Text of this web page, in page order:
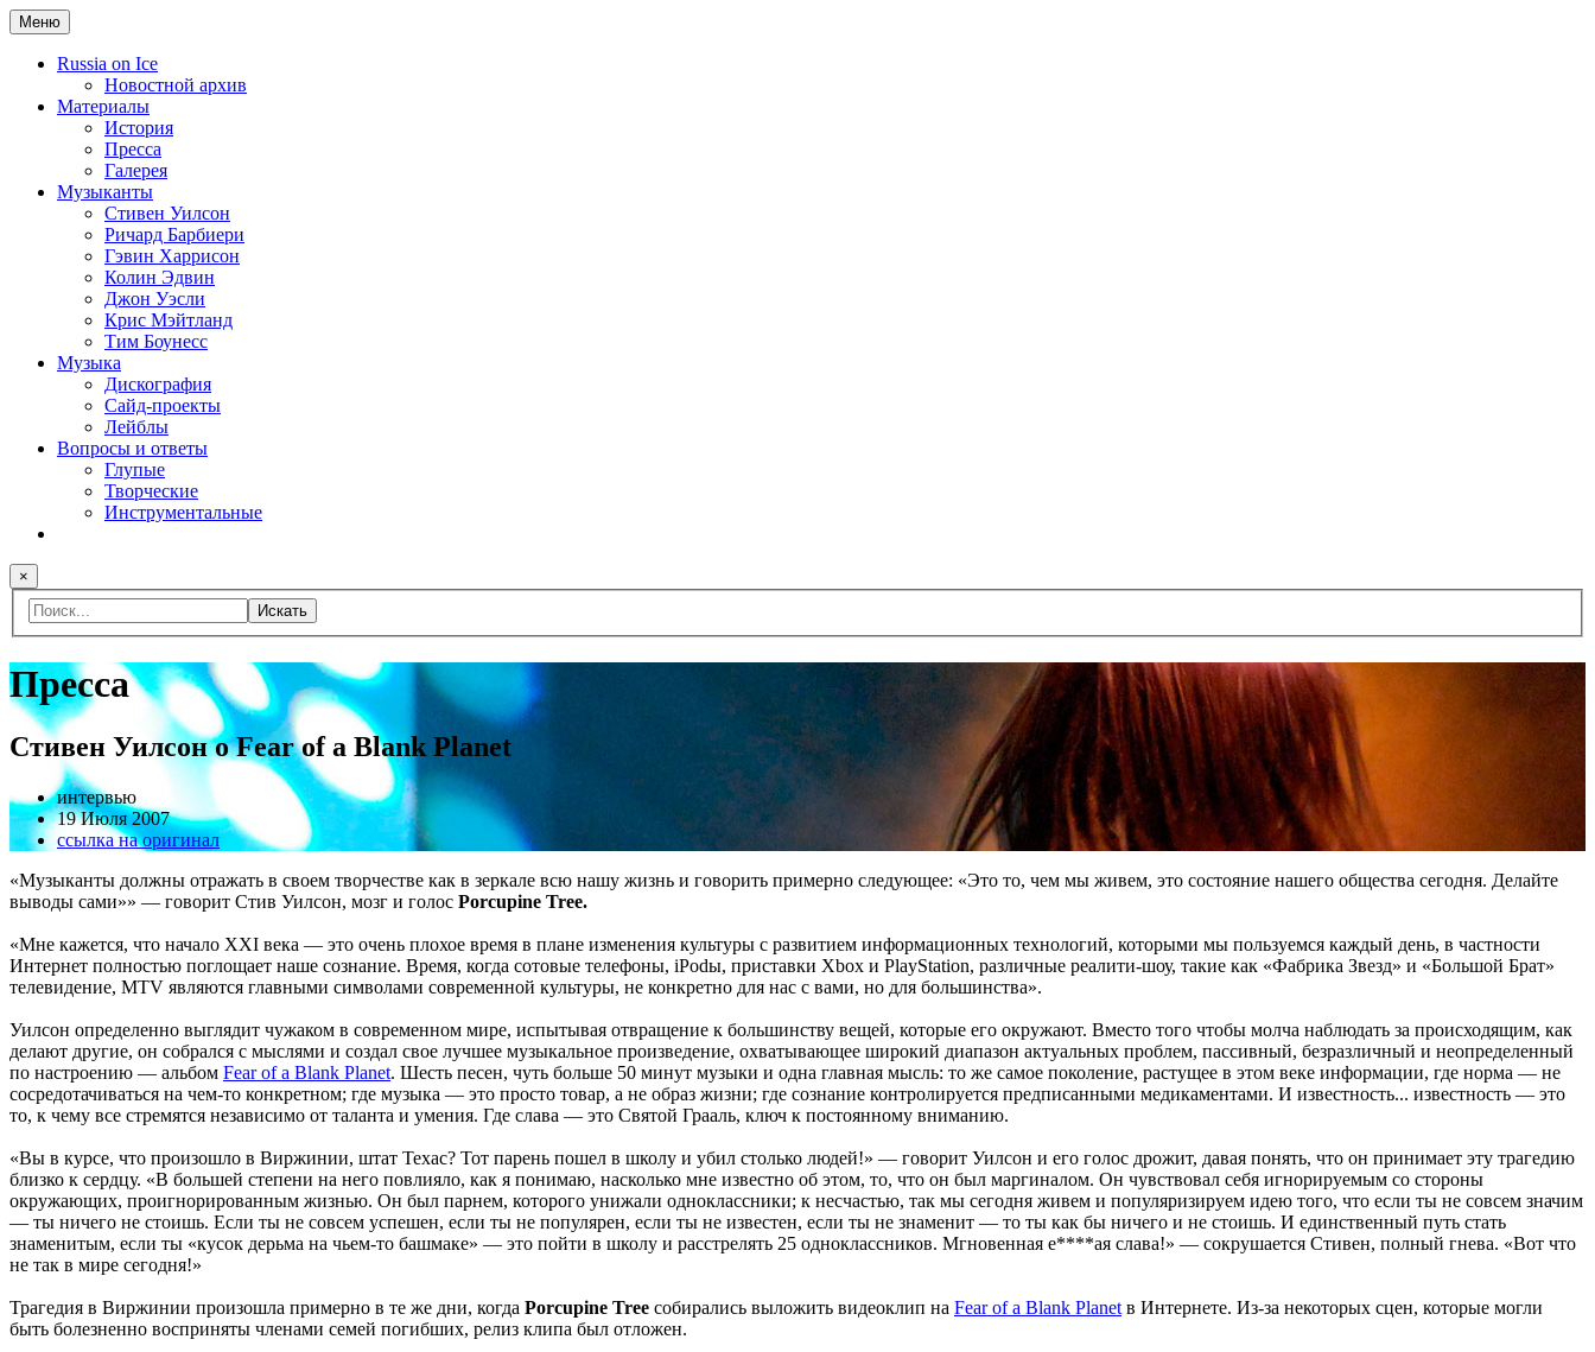
Меню
Russia on Ice
Новостной архив
Материалы
История
Пресса
Галерея
Музыканты
Стивен Уилсон
Ричард Барбиери
Гэвин Харрисон
Колин Эдвин
Джон Уэсли
Крис Мэйтланд
Тим Боунесс
Музыка
Дискография
Сайд-проекты
Лейблы
Вопросы и ответы
Глупые
Творческие
Инструментальные
×
Искать
Пресса
Стивен Уилсон о Fear of a Blank Planet
интервью
19 Июля 2007
ссылка на оригинал
«Музыканты должны отражать в своем творчестве как в зеркале всю нашу жизнь и говорить примерно следующее: «Это то, чем мы живем, это состояние нашего общества сегодня. Делайте
выводы сами»» — говорит Стив Уилсон, мозг и голос Porcupine Tree.
«Мне кажется, что начало ХХI века — это очень плохое время в плане изменения культуры с развитием информационных технологий, которыми мы пользуемся каждый день, в частности
Интернет полностью поглощает наше сознание. Время, когда сотовые телефоны, iPodы, приставки Xbox и PlayStation, различные реалити-шоу, такие как «Фабрика Звезд» и «Большой Брат»
телевидение, MTV являются главными символами современной культуры, не конкретно для нас с вами, но для большинства».
Уилсон определенно выглядит чужаком в современном мире, испытывая отвращение к большинству вещей, которые его окружают. Вместо того чтобы молча наблюдать за происходящим, как
делают другие, он собрался с мыслями и создал свое лучшее музыкальное произведение, охватывающее широкий диапазон актуальных проблем, пассивный, безразличный и неопределенный
по настроению — альбом Fear of a Blank Planet. Шесть песен, чуть больше 50 минут музыки и одна главная мысль: то же самое поколение, растущее в этом веке информации, где норма — не
сосредотачиваться на чем-то конкретном; где музыка — это просто товар, а не образ жизни; где сознание контролируется предписанными медикаментами. И известность... известность — это
то, к чему все стремятся независимо от таланта и умения. Где слава — это Святой Грааль, ключ к постоянному вниманию.
«Вы в курсе, что произошло в Виржинии, штат Техас? Тот парень пошел в школу и убил столько людей!» — говорит Уилсон и его голос дрожит, давая понять, что он принимает эту трагедию
близко к сердцу. «В большей степени на него повлияло, как я понимаю, насколько мне известно об этом, то, что он был маргиналом. Он чувствовал себя игнорируемым со стороны
окружающих, проигнорированным жизнью. Он был парнем, которого унижали одноклассники; к несчастью, так мы сегодня живем и популяризируем идею того, что если ты не совсем значим
— ты ничего не стоишь. Если ты не совсем успешен, если ты не популярен, если ты не известен, если ты не знаменит — то ты как бы ничего и не стоишь. И единственный путь стать
знаменитым, если ты «кусок дерьма на чьем-то башмаке» — это пойти в школу и расстрелять 25 одноклассников. Мгновенная е****ая слава!» — сокрушается Стивен, полный гнева. «Вот что
не так в мире сегодня!»
Трагедия в Виржинии произошла примерно в те же дни, когда Porcupine Tree собирались выложить видеоклип на Fear of a Blank Planet в Интернете. Из-за некоторых сцен, которые могли
быть болезненно восприняты членами семей погибших, релиз клипа был отложен.